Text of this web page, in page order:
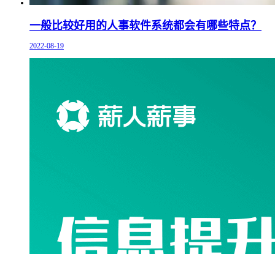
一般比较好用的人事软件系统都会有哪些特点？
2022-08-19